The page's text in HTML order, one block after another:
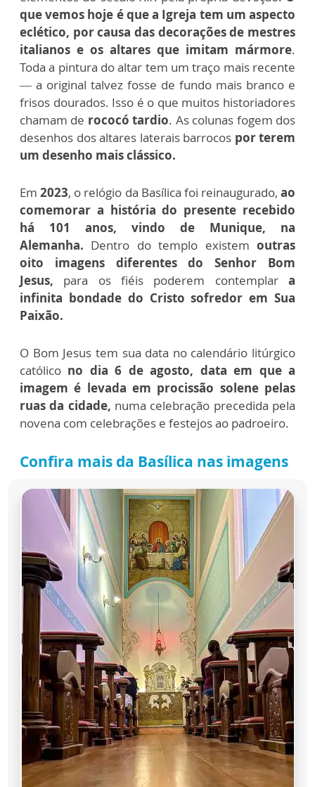
que vemos hoje é que a Igreja tem um aspecto
eclético, por causa das decorações de mestres
italianos e os altares que imitam mármore.
Toda a pintura do altar tem um traço mais recente
— a original talvez fosse de fundo mais branco e
frisos dourados. Isso é o que muitos historiadores
chamam de rococó tardio. As colunas fogem dos
desenhos dos altares laterais barrocos por terem
um desenho mais clássico.
Em2023, o relógio da Basílica foi reinaugurado, ao
comemorar a história do presente recebido
há 101 anos, vindo de Munique, na
Alemanha. Dentro do templo existem outras
oito imagens diferentes do Senhor Bom
Jesus, para os fiéis poderem contemplara
infinita bondade do Cristo sofredor em Sua
Paixão.
O Bom Jesus tem sua data no calendário litúrgico
católico no dia 6 de agosto, data em que a
imagem é levada em procissão solene pelas
ruas da cidade, numa celebração precedida pela
novena com celebrações e festejos ao padroeiro.
Confira mais da Basílica nas imagens